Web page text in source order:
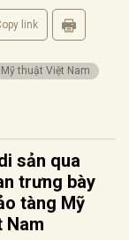
link
thuật Việt Nam
sản qua
trưng bày
tàng Mỹ
Nam